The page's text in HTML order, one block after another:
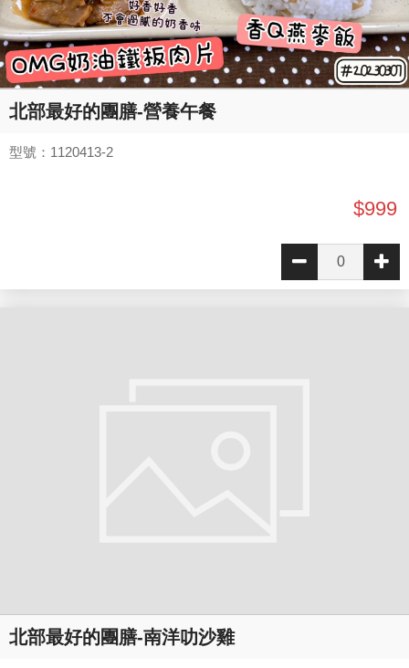
北部最好的團膳-營養午餐
型號：1120413-2
$999
北部最好的團膳-南洋叻沙雞